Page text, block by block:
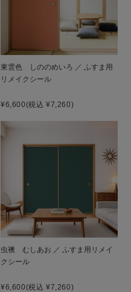
東雲色 しののめいろ ／ ふすま用
リメイクシール
¥6,600(税込 ¥7,260)
虫襖 むしあお ／ ふすま用リメイ
クシール
¥6,600(税込 ¥7,260)